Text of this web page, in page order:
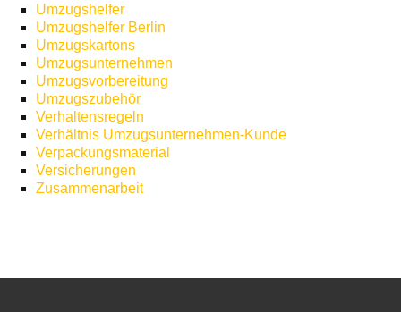
Umzugshelfer
Umzugshelfer Berlin
Umzugskartons
Umzugsunternehmen
Umzugsvorbereitung
Umzugszubehör
Verhaltensregeln
Verhältnis Umzugsunternehmen-Kunde
Verpackungsmaterial
Versicherungen
Zusammenarbeit